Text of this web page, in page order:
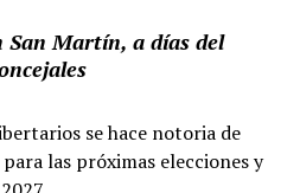
Martín, a días del
se hace notoria de
las próximas elecciones y